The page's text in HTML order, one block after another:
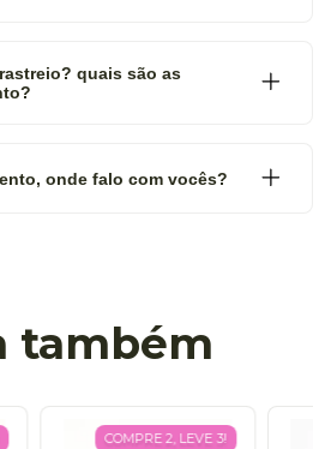
quais são as
onde falo com vocês?
também
COMPRE 2, LEVE 3!